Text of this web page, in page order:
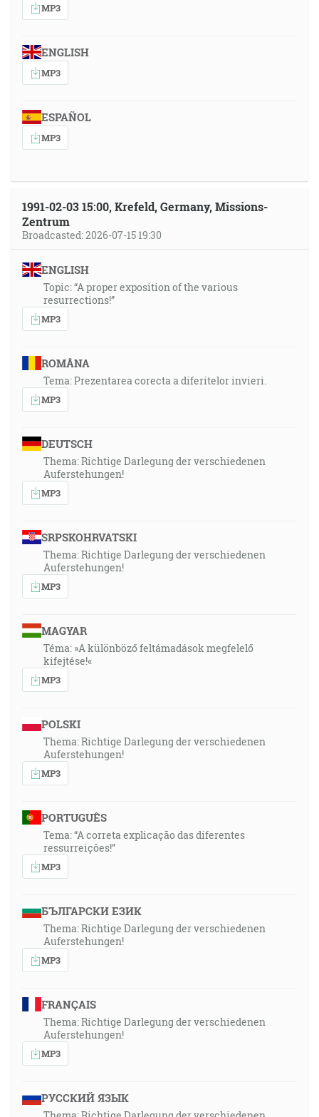
MP3
ENGLISH
MP3
ESPAÑOL
MP3
1991-02-03 15:00, Krefeld, Germany, Missions-
Zentrum
Broadcasted: 2026-07-15 19:30
ENGLISH
Topic: “A proper exposition of the various
resurrections!”
MP3
ROMÂNA
Tema: Prezentarea corecta a diferitelor invieri.
MP3
DEUTSCH
Thema: Richtige Darlegung der verschiedenen
Auferstehungen!
MP3
SRPSKOHRVATSKI
Thema: Richtige Darlegung der verschiedenen
Auferstehungen!
MP3
MAGYAR
Téma: »A különböző feltámadások megfelelő
kifejtése!«
MP3
POLSKI
Thema: Richtige Darlegung der verschiedenen
Auferstehungen!
MP3
PORTUGUÊS
Tema: “A correta explicação das diferentes
ressurreições!”
MP3
БЪЛГАРСКИ ЕЗИК
Thema: Richtige Darlegung der verschiedenen
Auferstehungen!
MP3
FRANÇAIS
Thema: Richtige Darlegung der verschiedenen
Auferstehungen!
MP3
РУССКИЙ ЯЗЫК